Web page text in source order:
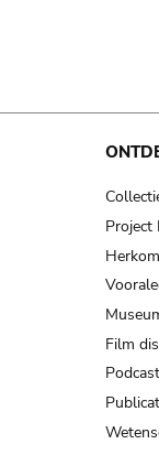
Project
Film